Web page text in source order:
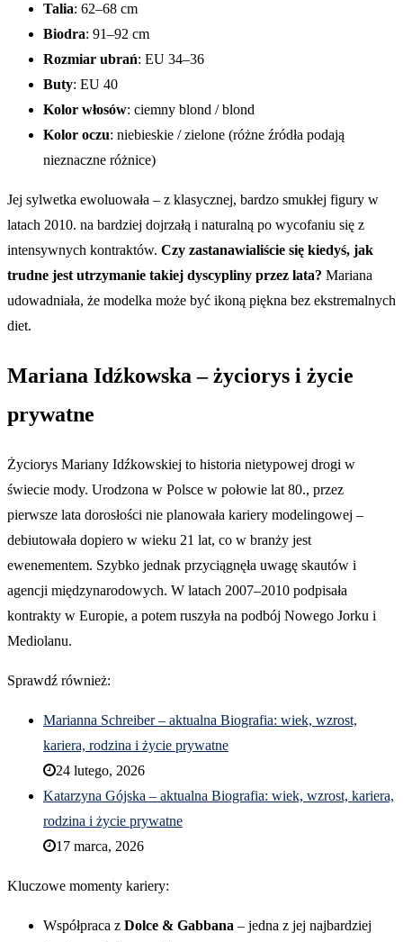
Talia: 62–68 cm
Biodra: 91–92 cm
Rozmiar ubrań: EU 34–36
Buty: EU 40
Kolor włosów: ciemny blond / blond
Kolor oczu: niebieskie / zielone (różne źródła podają
nieznaczne różnice)
Jej sylwetka ewoluowała – z klasycznej, bardzo smukłej figury w
latach 2010. na bardziej dojrzałą i naturalną po wycofaniu się z
intensywnych kontraktów. Czy zastanawialiście się kiedyś, jak
trudne jest utrzymanie takiej dyscypliny przez lata? Mariana
udowadniała, że modelka może być ikoną piękna bez ekstremalnych
diet.
Mariana Idźkowska – życiorys i życie
prywatne
Życiorys Mariany Idźkowskiej to historia nietypowej drogi w
świecie mody. Urodzona w Polsce w połowie lat 80., przez
pierwsze lata dorosłości nie planowała kariery modelingowej –
debiutowała dopiero w wieku 21 lat, co w branży jest
ewenementem. Szybko jednak przyciągnęła uwagę skautów i
agencji międzynarodowych. W latach 2007–2010 podpisała
kontrakty w Europie, a potem ruszyła na podbój Nowego Jorku i
Mediolanu.
Sprawdź również:
Marianna Schreiber – aktualna Biografia: wiek, wzrost,
kariera, rodzina i życie prywatne
24 lutego, 2026
Katarzyna Gójska – aktualna Biografia: wiek, wzrost, kariera,
rodzina i życie prywatne
17 marca, 2026
Kluczowe momenty kariery:
Współpraca z Dolce & Gabbana – jedna z jej najbardziej